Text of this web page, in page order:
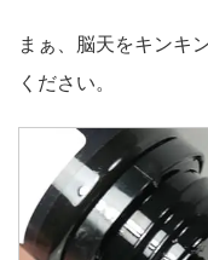
まぁ、脳天をキンキ
ください。